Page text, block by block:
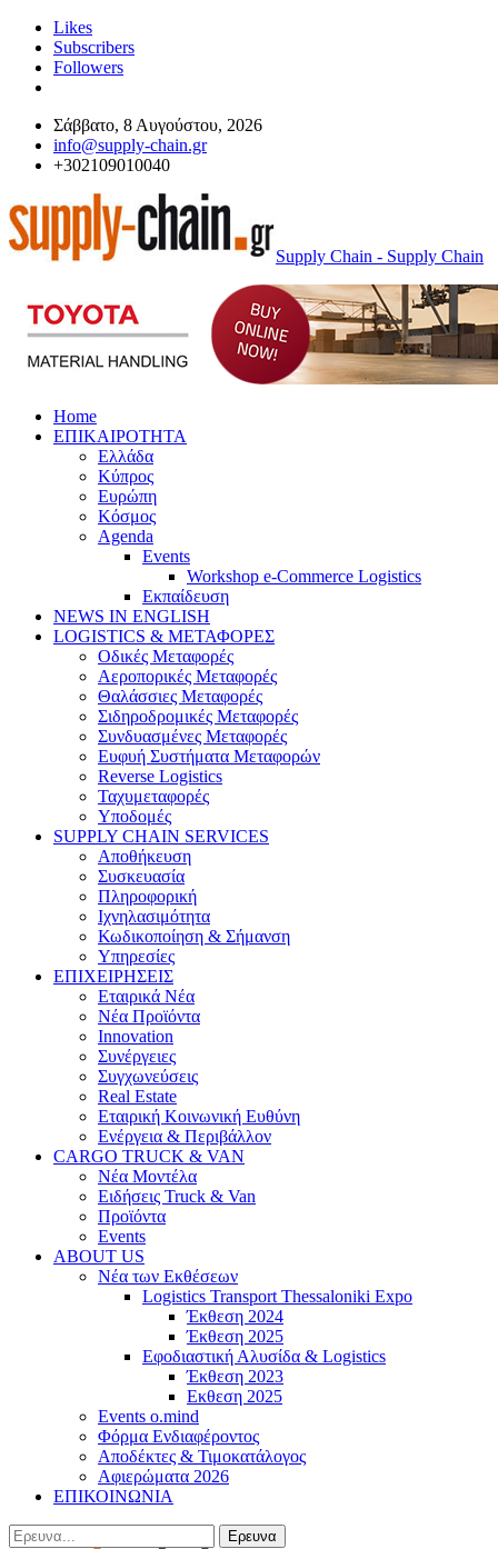
Likes
Subscribers
Followers
Σάββατο, 8 Αυγούστου, 2026
info@supply-chain.gr
+302109010040
Supply Chain - Supply Chain
Home
ΕΠΙΚΑΙΡΟΤΗΤΑ
Ελλάδα
Κύπρος
Ευρώπη
Κόσμος
Agenda
Events
Workshop e-Commerce Logistics
Εκπαίδευση
NEWS IN ENGLISH
LOGISTICS & ΜΕΤΑΦΟΡΕΣ
Οδικές Μεταφορές
Αεροπορικές Μεταφορές
Θαλάσσιες Μεταφορές
Σιδηροδρομικές Μεταφορές
Συνδυασμένες Μεταφορές
Ευφυή Συστήματα Μεταφορών
Reverse Logistics
Ταχυμεταφορές
Υποδομές
SUPPLY CHAIN SERVICES
Αποθήκευση
Συσκευασία
Πληροφορική
Ιχνηλασιμότητα
Κωδικοποίηση & Σήμανση
Υπηρεσίες
ΕΠΙΧΕΙΡΗΣΕΙΣ
Εταιρικά Νέα
Νέα Προϊόντα
Innovation
Συνέργειες
Συγχωνεύσεις
Real Estate
Εταιρική Κοινωνική Ευθύνη
Ενέργεια & Περιβάλλον
CARGO TRUCK & VAN
Νέα Μοντέλα
Ειδήσεις Truck & Van
Προϊόντα
Events
ABOUT US
Νέα των Εκθέσεων
Logistics Transport Thessaloniki Expo
Έκθεση 2024
Έκθεση 2025
Εφοδιαστική Αλυσίδα & Logistics
Έκθεση 2023
Εκθεση 2025
Events o.mind
Φόρμα Ενδιαφέροντος
Αποδέκτες & Τιμοκατάλογος
Αφιερώματα 2026
ΕΠΙΚΟΙΝΩΝΙΑ